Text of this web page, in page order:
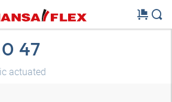
47
actuated